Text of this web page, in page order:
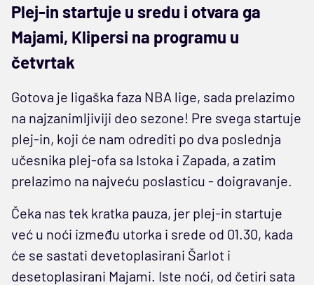
Plej-in startuje u sredu i otvara ga
Majami, Klipersi na programu u
četvrtak
Gotova je ligaška faza NBA lige, sada prelazimo
na najzanimljiviji deo sezone! Pre svega startuje
plej-in, koji će nam odrediti po dva poslednja
učesnika plej-ofa sa Istoka i Zapada, a zatim
prelazimo na najveću poslasticu - doigravanje.
Čeka nas tek kratka pauza, jer plej-in startuje
već u noći između utorka i srede od 01.30, kada
će se sastati devetoplasirani Šarlot i
desetoplasirani Majami. Iste noći, od četiri sata